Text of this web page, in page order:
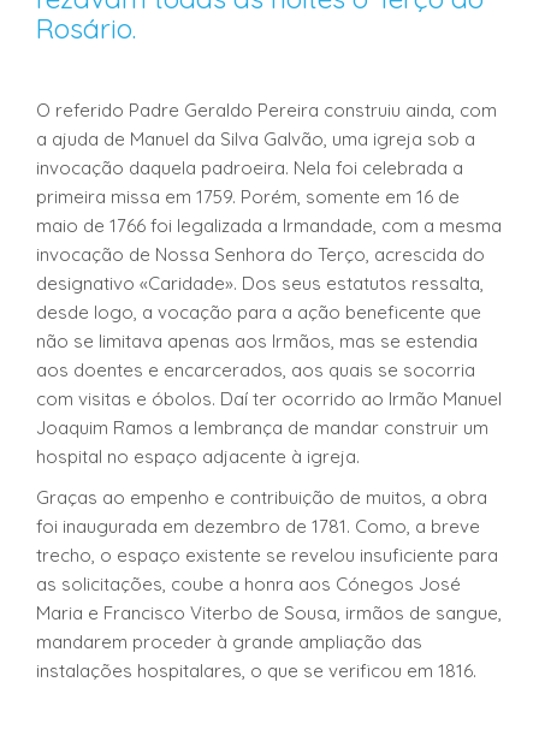
Rosário.
O referido Padre Geraldo Pereira construiu ainda, com
a ajuda de Manuel da Silva Galvão, uma igreja sob a
invocação daquela padroeira. Nela foi celebrada a
primeira missa em 1759. Porém, somente em 16 de
maio de 1766 foi legalizada a Irmandade, com a mesma
invocação de Nossa Senhora do Terço, acrescida do
designativo «Caridade». Dos seus estatutos ressalta,
desde logo, a vocação para a ação beneficente que
não se limitava apenas aos Irmãos, mas se estendia
aos doentes e encarcerados, aos quais se socorria
com visitas e óbolos. Daí ter ocorrido ao Irmão Manuel
Joaquim Ramos a lembrança de mandar construir um
hospital no espaço adjacente à igreja.
Graças ao empenho e contribuição de muitos, a obra
foi inaugurada em dezembro de 1781. Como, a breve
trecho, o espaço existente se revelou insuficiente para
as solicitações, coube a honra aos Cónegos José
Maria e Francisco Viterbo de Sousa, irmãos de sangue,
mandarem proceder à grande ampliação das
instalações hospitalares, o que se verificou em 1816.